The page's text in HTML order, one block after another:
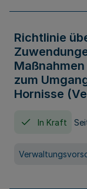
Richtlinie
zum
Hornisse
In Kraft